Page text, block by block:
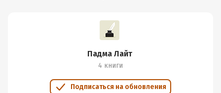
Падма Лайт
4 книги
Подписаться на обновления